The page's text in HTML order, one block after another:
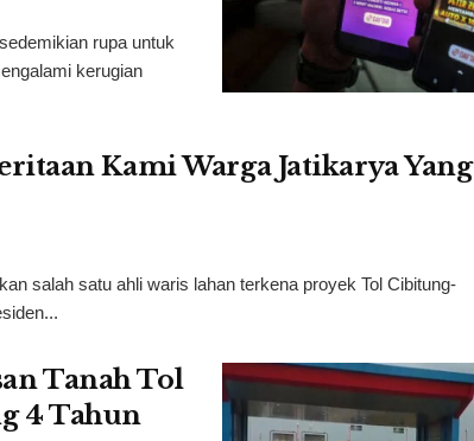
rupa untuk
kerugian
Kami Warga Jatikarya Yang
salah satu ahli waris lahan terkena proyek Tol Cibitung-
Tanah Tol
4 Tahun